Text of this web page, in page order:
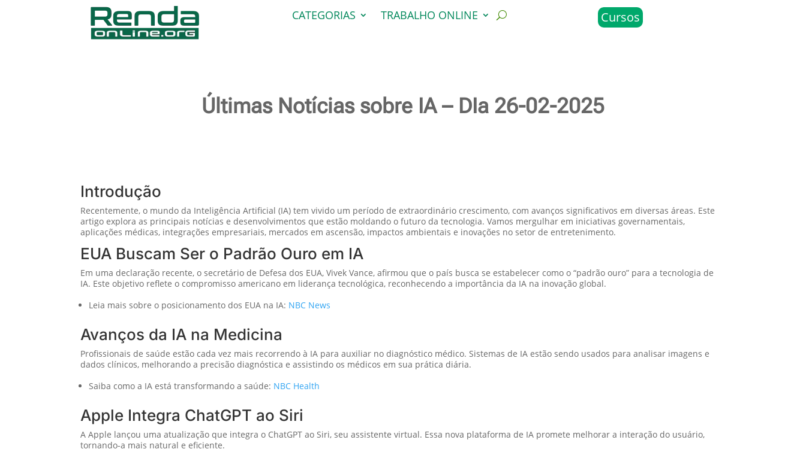
CATEGORIAS TRABALHO ONLINE Cursos
Últimas Notícias sobre IA – DIa 26-02-2025
Introdução
Recentemente, o mundo da Inteligência Artificial (IA) tem vivido um período de extraordinário crescimento, com avanços significativos em diversas áreas. Este
artigo explora as principais notícias e desenvolvimentos que estão moldando o futuro da tecnologia. Vamos mergulhar em iniciativas governamentais,
aplicações médicas, integrações empresariais, mercados em ascensão, impactos ambientais e inovações no setor de entretenimento.
EUA Buscam Ser o Padrão Ouro em IA
Em uma declaração recente, o secretário de Defesa dos EUA, Vivek Vance, afirmou que o país busca se estabelecer como o “padrão ouro” para a tecnologia de
IA. Este objetivo reflete o compromisso americano em liderança tecnológica, reconhecendo a importância da IA na inovação global.
Leia mais sobre o posicionamento dos EUA na IA: NBC News
Avanços da IA na Medicina
Profissionais de saúde estão cada vez mais recorrendo à IA para auxiliar no diagnóstico médico. Sistemas de IA estão sendo usados para analisar imagens e
dados clínicos, melhorando a precisão diagnóstica e assistindo os médicos em sua prática diária.
Saiba como a IA está transformando a saúde: NBC Health
Apple Integra ChatGPT ao Siri
A Apple lançou uma atualização que integra o ChatGPT ao Siri, seu assistente virtual. Essa nova plataforma de IA promete melhorar a interação do usuário,
tornando-a mais natural e eficiente.